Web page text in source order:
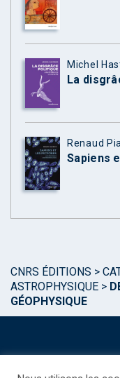
Michel
La
Renaud
Sapiens
CNRS ÉDITIONS >
ASTROPHYSIQUE >
GÉOPHYSIQUE